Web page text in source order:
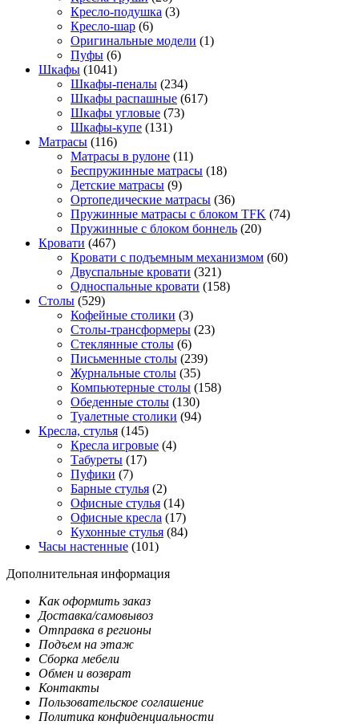
Кресло-подушка (3)
Кресло-шар (6)
Оригинальные модели (1)
Пуфы (6)
Шкафы (1041)
Шкафы-пеналы (234)
Шкафы распашные (617)
Шкафы угловые (73)
Шкафы-купе (131)
Матрасы (116)
Матрасы в рулоне (11)
Беспружинные матрасы (18)
Детские матрасы (9)
Ортопедические матрасы (36)
Пружинные матрасы с блоком TFK (74)
Пружинные с блоком боннель (20)
Кровати (467)
Кровати с подъемным механизмом (60)
Двуспальные кровати (321)
Односпальные кровати (158)
Столы (529)
Кофейные столики (3)
Столы-трансформеры (23)
Стеклянные столы (6)
Письменные столы (239)
Журнальные столы (35)
Компьютерные столы (158)
Обеденные столы (130)
Туалетные столики (94)
Кресла, стулья (145)
Кресла игровые (4)
Табуреты (17)
Пуфики (7)
Барные стулья (2)
Офисные стулья (14)
Офисные кресла (17)
Кухонные стулья (84)
Часы настенные (101)
Дополнительная информация
Как оформить заказ
Доставка/самовывоз
Отправка в регионы
Подъем на этаж
Сборка мебели
Обмен и возврат
Контакты
Пользовательское соглашение
Политика конфиденциальности